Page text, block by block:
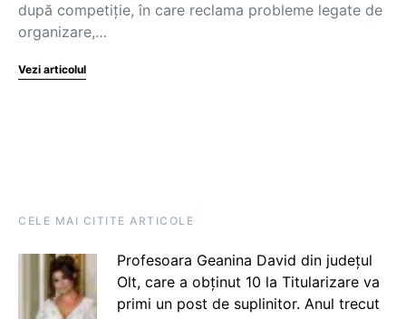
după competiție, în care reclama probleme legate de
organizare,…
Vezi articolul
CELE MAI CITITE ARTICOLE
Profesoara Geanina David din județul
Olt, care a obținut 10 la Titularizare va
primi un post de suplinitor. Anul trecut